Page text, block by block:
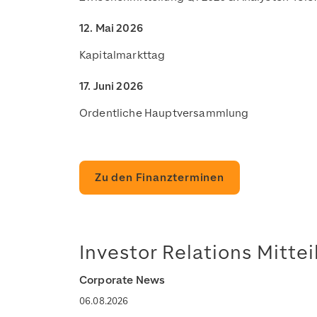
12. Mai 2026
Kapitalmarkttag
17. Juni 2026
Ordentliche Hauptversammlung
Zu den Finanzterminen
Investor Relations
Corporate News
06.08.2026